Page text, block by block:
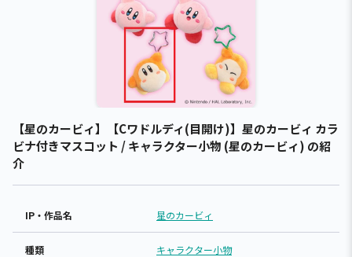
【星のカービィ】【Cワドルディ(目開け)】星のカービィ カラ
ビナ付きマスコット / キャラクター小物 (星のカービィ) の紹
介
IP・作品名 星のカービィ
種類 キャラクター小物